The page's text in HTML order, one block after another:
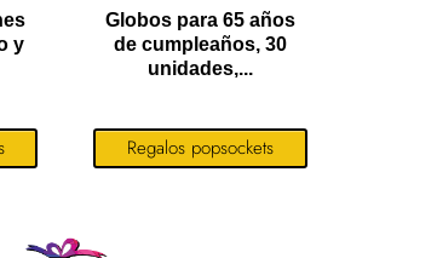
y
Globos para 65 años
de cumpleaños, 30
unidades,...
Regalos popsockets